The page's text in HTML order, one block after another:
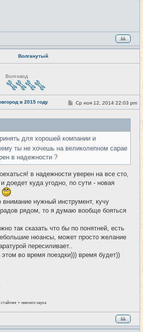
Волганутый
Волговод
в 2015 году #14
С
о
б
е
н
е
Ср ноя 12, 2014 22:03 pm
для хорошей компании и
ты не хочешь на великолепном сарае
в надежности ?
в надежности уверен на все сто,
доедет куда угодно, по сути - новая
нужный инструмент, кучу
рядом, то я думаю вообще бояться
так сказать что бы по понятней, есть
нюансы, может просто желание
пересиливает..
во время поездки))) время будет))
+ немного звука